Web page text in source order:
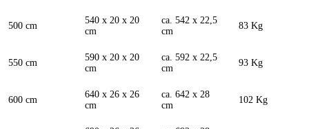
500 cm
540 x 20 x 20
cm
ca. 542 x 22,5
cm
83 Kg
550 cm
590 x 20 x 20
cm
ca. 592 x 22,5
cm
93 Kg
600 cm
640 x 26 x 26
cm
ca. 642 x 28
cm
102 Kg